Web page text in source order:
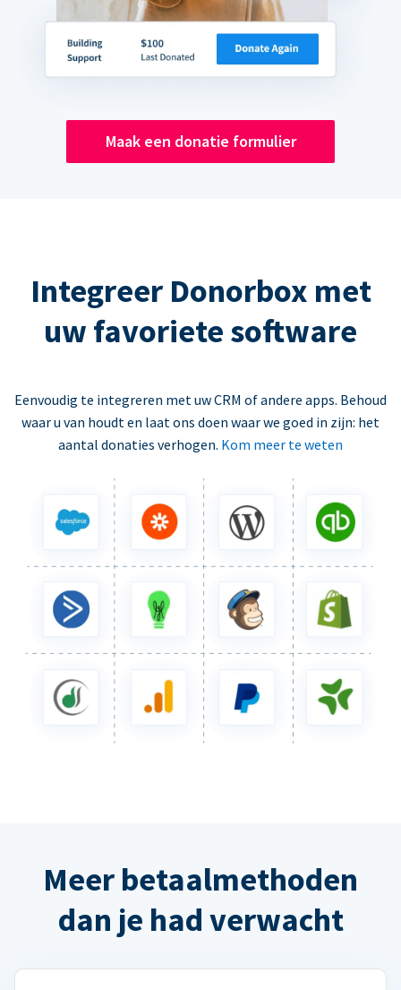
Maak een donatie formulier
Integreer Donorbox met
uw favoriete software
Eenvoudig te integreren met uw CRM of andere apps. Behoud
waar u van houdt en laat ons doen waar we goed in zijn: het
aantal donaties verhogen. Kom meer te weten
Meer betaalmethoden
dan je had verwacht